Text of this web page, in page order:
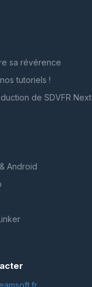
sa révérence
tutoriels !
de SDVFR Next
Android